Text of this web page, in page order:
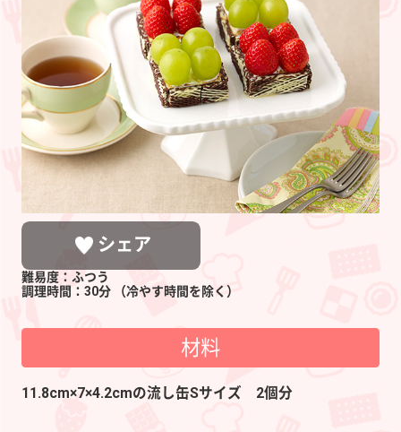
ー
ツ
デ
ザ
シェア
難易度：ふつう
調理時間：30分
（冷やす時間を除く）
材料
11.8cm×7×4.2cmの流し缶Sサイズ 2個分